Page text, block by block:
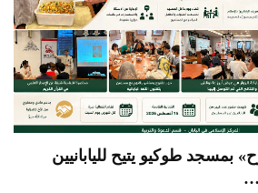
بمسجد طوكيو يتيح لليابانيين